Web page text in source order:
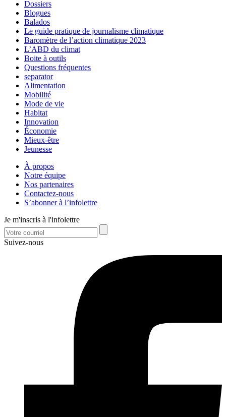
Dossiers
Blogues
Balados
Le guide pratique de journalisme climatique
Baromètre de l’action climatique 2023
L’ABD du climat
Boite à outils
Questions fréquentes
separator
Alimentation
Mobilité
Mode de vie
Habitat
Innovation
Économie
Mieux-être
Jeunesse
À propos
Notre équipe
Nos partenaires
Contactez-nous
S’abonner à l’infolettre
Je m'inscris à l'infolettre
Suivez-nous